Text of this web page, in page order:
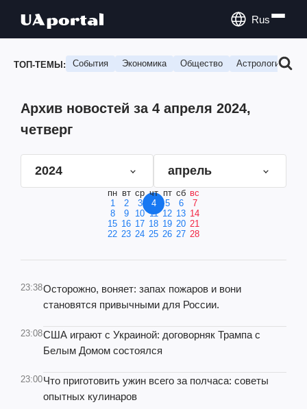
Rus
ТОП-ТЕМЫ: События Экономика Общество Астрология
Архив новостей за 4 апреля 2024,
четверг
2024 апрель
пн вт ср чт пт сб вс
1
2 3 4 5 6
7
8
9 10 11 12 13 14
15 16 17 18 19 20 21
22 23 24 25 26 27 28
23:38Осторожно, воняет: запах пожаров и вони
становятся привычными для России.
23:08США играют с Украиной: договорняк Трампа с
Белым Домом состоялся
23:00Что приготовить ужин всего за полчаса: советы
опытных кулинаров